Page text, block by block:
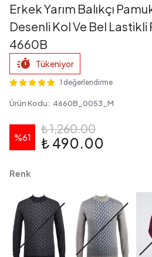
Erkek Yarım Balıkçı
Desenli Kol Ve Bel Lastikli
4660B
Tükeniyor
1 değerlendirme
Ürün Kodu: 4660B_0053_M
%61
₺ 1,260.00
₺ 490.00
Renk